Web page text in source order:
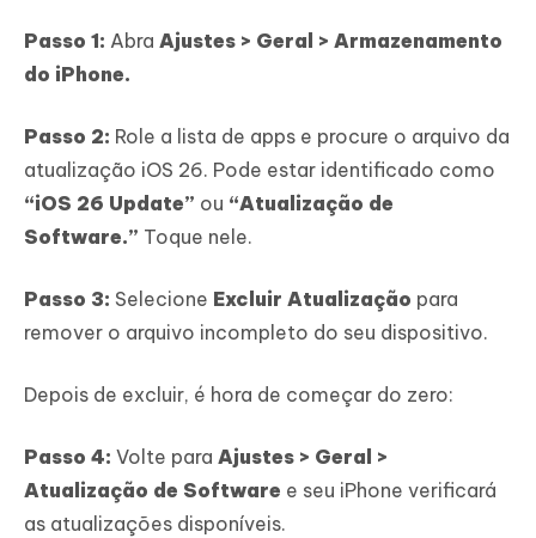
Passo 1: Abra Ajustes > Geral > Armazenamento
do iPhone.
Passo 2: Role a lista de apps e procure o arquivo da
atualização iOS 26. Pode estar identificado como
“iOS 26 Update” ou “Atualização de
Software.” Toque nele.
Passo 3: Selecione Excluir Atualização para
remover o arquivo incompleto do seu dispositivo.
Depois de excluir, é hora de começar do zero:
Passo 4: Volte para Ajustes > Geral >
Atualização de Software e seu iPhone verificará
as atualizações disponíveis.